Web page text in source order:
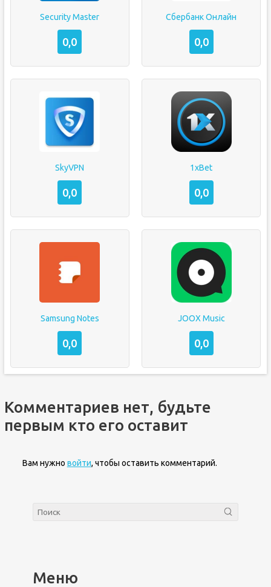
Security Master
0,0
Сбербанк Онлайн
0,0
SkyVPN
0,0
1xBet
0,0
Samsung Notes
0,0
JOOX Music
0,0
Комментариев нет, будьте
первым кто его оставит
Вам нужно войти, чтобы оставить комментарий.
Меню